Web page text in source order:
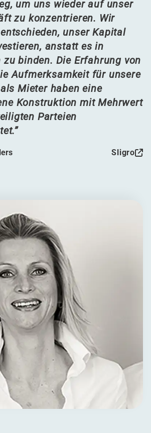
um uns wieder auf unser
zu konzentrieren. Wir
unser Kapital
anstatt es in
binden. Die Erfahrung von
Aufmerksamkeit für unsere
Mieter haben eine
Konstruktion mit Mehrwert
Parteien
Sligro